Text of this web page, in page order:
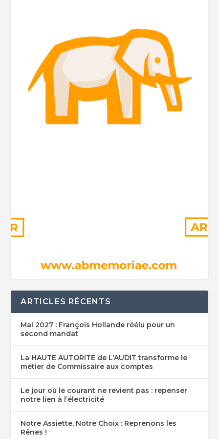
ARTICLES RÉCENTS
Mai 2027 : François Hollande réélu pour un
second mandat
La HAUTE AUTORITE de L’AUDIT transforme le
métier de Commissaire aux comptes
Le jour où le courant ne revient pas : repenser
notre lien à l’électricité
Notre Assiette, Notre Choix : Reprenons les
Rênes !